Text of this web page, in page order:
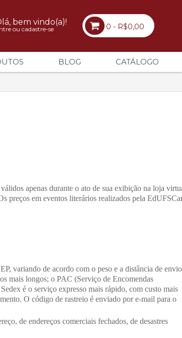
bem vindo(a)!
ou cadastre-se 0 - R$0,00
BLOG CATÁLOGO
apenas durante o ato de sua exibição na loja
preços em eventos literários realizados pela
variando de acordo com o peso e a distância de
mais longos; o PAC (Serviço de Encomendas
é o serviço expresso mais rápido, com custo mais
O código de rastreio é enviado por e-mail para o
de endereços comerciais fechados, de desastres